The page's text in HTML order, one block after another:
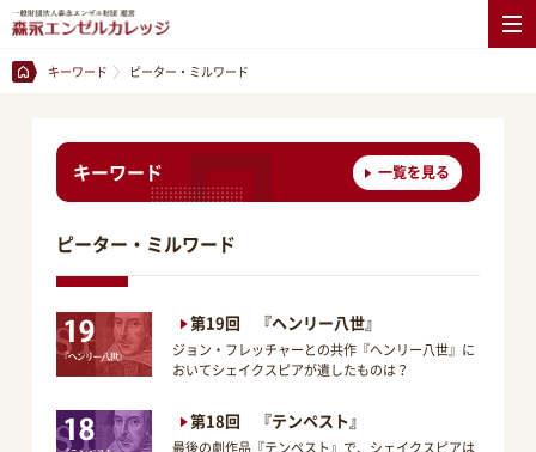
キーワード ピーター・ミルワード
キーワード 一覧を見る
ピーター・ミルワード
第19回 『ヘンリー八世』
ジョン・フレッチャーとの共作『ヘンリー八世』に
おいてシェイクスピアが遺したものは？
第18回 『テンペスト』